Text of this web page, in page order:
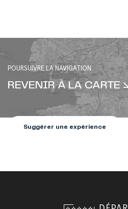
POURSUIVRE LA NAVIGATION
REVENIR À LA CARTE
Suggérer une expérience